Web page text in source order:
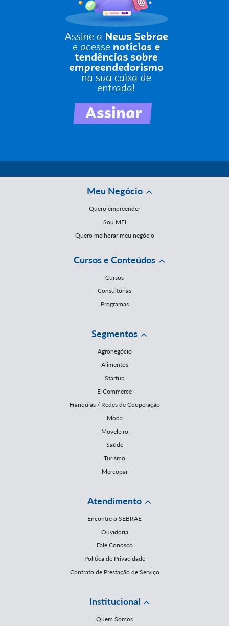
Meu Negócio
Quero empreender
Sou MEI
Quero melhorar meu negócio
Cursos e Conteúdos
Cursos
Consultorias
Programas
Segmentos
Agronegócio
Alimentos
Startup
E-Commerce
Franquias / Redes de Cooperação
Moda
Moveleiro
Saúde
Turismo
Mercopar
Atendimento
Encontre o SEBRAE
Ouvidoria
Fale Conosco
Política de Privacidade
Contrato de Prestação de Serviço
Institucional
Quem Somos